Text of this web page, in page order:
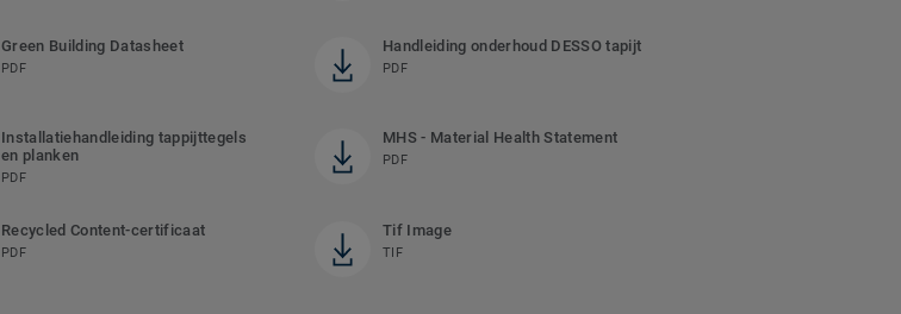
Green Building Datasheet
PDF
Handleiding onderhoud DESSO tapijt
PDF
Installatiehandleiding tappijttegels
en planken
PDF
MHS - Material Health Statement
PDF
Recycled Content-certificaat
PDF
Tif Image
TIF